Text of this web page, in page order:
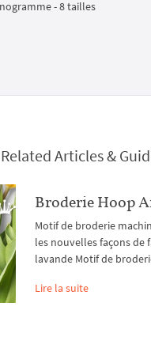
- 8 tailles
Related Articles &
Broderie Hoop
Motif de broderie
les nouvelles façons de
lavande Motif de
Lire la suite